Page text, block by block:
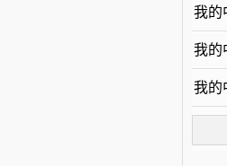
我的
我的
我的